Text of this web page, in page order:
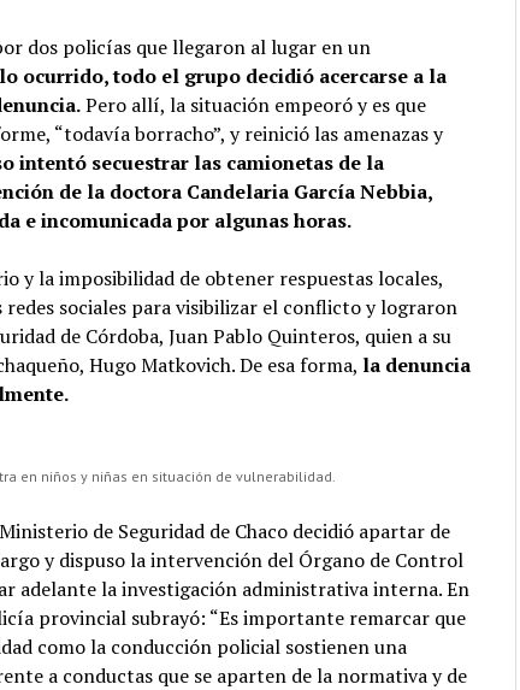
dos policías que llegaron al lugar en un
ocurrido, todo el grupo decidió acercarse a la
Pero allí, la situación empeoró y es que
“todavía borracho”, y reinició las amenazas y
intentó secuestrar las camionetas de la
de la doctora Candelaria García Nebbia,
e incomunicada por algunas horas.
y la imposibilidad de obtener respuestas locales,
sociales para visibilizar el conflicto y lograron
de Córdoba, Juan Pablo Quinteros, quien a su
Hugo Matkovich. De esa forma, la denuncia
en niños y niñas en situación de vulnerabilidad.
de Seguridad de Chaco decidió apartar de
y dispuso la intervención del Órgano de Control
adelante la investigación administrativa interna. En
provincial subrayó: “Es importante remarcar que
como la conducción policial sostienen una
a conductas que se aparten de la normativa y de